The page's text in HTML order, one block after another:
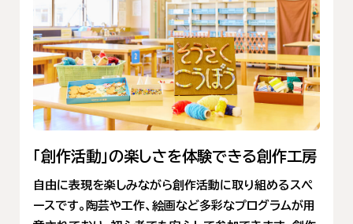
「創作活動」の楽しさを体験できる創作工房
自由に表現を楽しみながら創作活動に取り組めるスペ
ースです。陶芸や工作、絵画など多彩なプログラムが用